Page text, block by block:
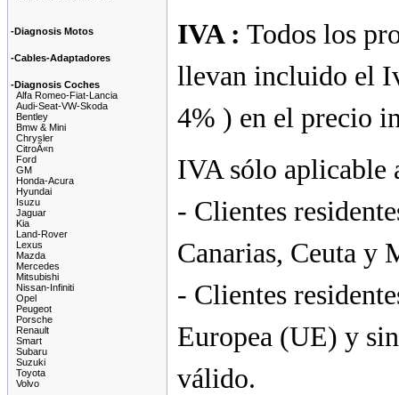
-Diagnosis Motos
-Cables-Adaptadores
-Diagnosis Coches
Alfa Romeo-Fiat-Lancia
Audi-Seat-VW-Skoda
Bentley
Bmw & Mini
Chrysler
CitroÃ«n
Ford
GM
Honda-Acura
Hyundai
Isuzu
Jaguar
Kia
Land-Rover
Lexus
Mazda
Mercedes
Mitsubishi
Nissan-Infiniti
Opel
Peugeot
Porsche
Renault
Smart
Subaru
Suzuki
Toyota
Volvo
IVA : Todos los
llevan incluido el
4% ) en el precio
IVA sólo aplicable
- Clientes
Canarias, Ceuta y
- Clientes
Europea (UE) y
válido.